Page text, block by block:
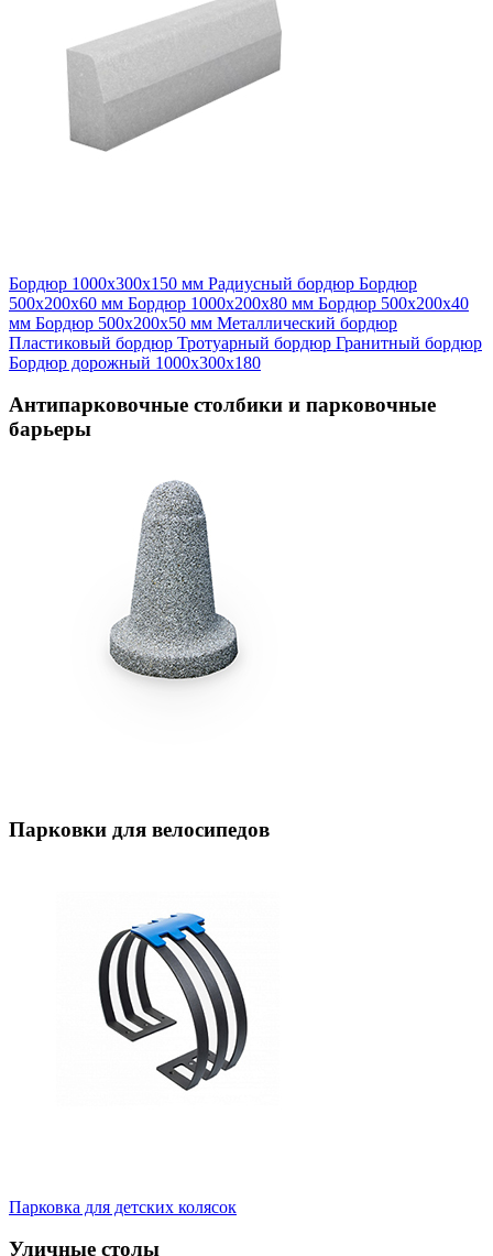
Бордюр 1000х300х150 мм Радиусный бордюр Бордюр
500х200х60 мм Бордюр 1000х200х80 мм Бордюр 500х200х40
мм Бордюр 500х200х50 мм Металлический бордюр
Пластиковый бордюр Тротуарный бордюр Гранитный бордюр
Бордюр дорожный 1000х300х180
Антипарковочные столбики и парковочные
барьеры
Парковки для велосипедов
Парковка для детских колясок
Уличные столы